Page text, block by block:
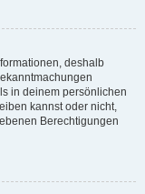
deshalb
in deinem persönlichen
kannst oder nicht,
Berechtigungen